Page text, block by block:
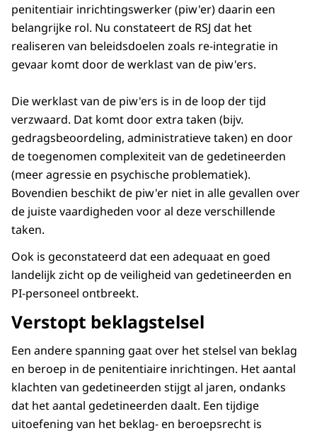
penitentiair inrichtingswerker (piw'er) daarin een
belangrijke rol. Nu constateert de RSJ dat het
realiseren van beleidsdoelen zoals re-integratie in
gevaar komt door de werklast van de piw'ers.
Die werklast van de piw'ers is in de loop der tijd
verzwaard. Dat komt door extra taken (bijv.
gedragsbeoordeling, administratieve taken) en door
de toegenomen complexiteit van de gedetineerden
(meer agressie en psychische problematiek).
Bovendien beschikt de piw'er niet in alle gevallen over
de juiste vaardigheden voor al deze verschillende
taken.
Ook is geconstateerd dat een adequaat en goed
landelijk zicht op de veiligheid van gedetineerden en
PI-personeel ontbreekt.
Verstopt beklagstelsel
Een andere spanning gaat over het stelsel van beklag
en beroep in de penitentiaire inrichtingen. Het aantal
klachten van gedetineerden stijgt al jaren, ondanks
dat het aantal gedetineerden daalt. Een tijdige
uitoefening van het beklag- en beroepsrecht is